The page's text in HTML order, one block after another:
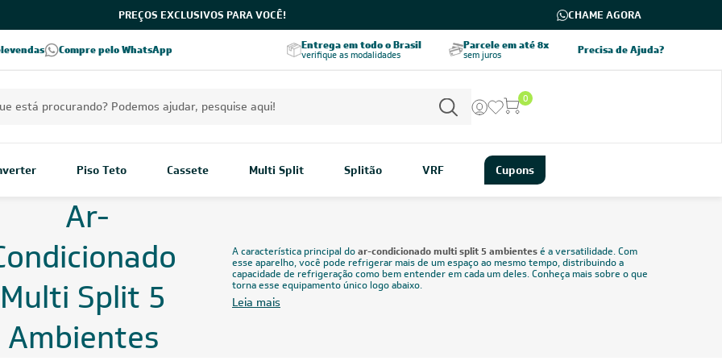
PREÇOS EXCLUSIVOS PARA VOCÊ! CHAME AGORA
Compre pelo WhatsApp Precisa de Ajuda?
Excelência no RA
Excelência no Reclame Aqui Seja parceiro Leveros Entrega em todo o Brasil
verifique as modalidades
Parcele em até 8x
sem juros
5% OFF no PIX
pagamento à vista
0
Piso Teto Cassete Multi Split Splitão VRF Cupons
Ar-
Multi Split 5
Ambientes
A característica principal doar-condicionado multi split 5 ambientesé a versatilidade. Com
esse aparelho, você pode refrigerar mais de um espaço ao mesmo tempo, distribuindo a
capacidade de refrigeração como bem entender em cada um deles. Conheça mais sobre o que
torna esse equipamento único logo abaixo.
Leia mais